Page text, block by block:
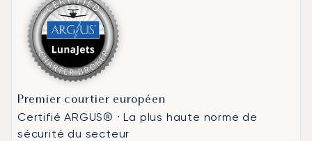
Premier courtier européen
Certifié ARGUS® · La plus haute norme de
sécurité du secteur